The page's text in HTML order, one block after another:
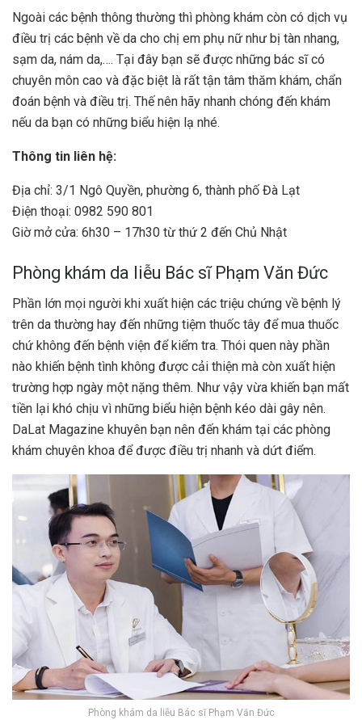
Ngoài các bệnh thông thường thì phòng khám còn có dịch vụ
điều trị các bệnh về da cho chị em phụ nữ như bị tàn nhang,
sạm da, nám da,…. Tại đây bạn sẽ được những bác sĩ có
chuyên môn cao và đặc biệt là rất tận tâm thăm khám, chẩn
đoán bệnh và điều trị. Thế nên hãy nhanh chóng đến khám
nếu da bạn có những biểu hiện lạ nhé.
Thông tin liên hệ:
Địa chỉ: 3/1 Ngô Quyền, phường 6, thành phố Đà Lạt
Điện thoại: 0982 590 801
Giờ mở cửa: 6h30 – 17h30 từ thứ 2 đến Chủ Nhật
Phòng khám da liễu Bác sĩ Phạm Văn Đức
Phần lớn mọi người khi xuất hiện các triệu chứng về bệnh lý
trên da thường hay đến những tiệm thuốc tây để mua thuốc
chứ không đến bệnh viện để kiểm tra. Thói quen này phần
nào khiến bệnh tình không được cải thiện mà còn xuất hiện
trường hợp ngày một nặng thêm. Như vậy vừa khiến bạn mất
tiền lại khó chịu vì những biểu hiện bệnh kéo dài gây nên.
DaLat Magazine khuyên bạn nên đến khám tại các phòng
khám chuyên khoa để được điều trị nhanh và dứt điểm.
Phòng khám da liễu Bác sĩ Phạm Văn Đức